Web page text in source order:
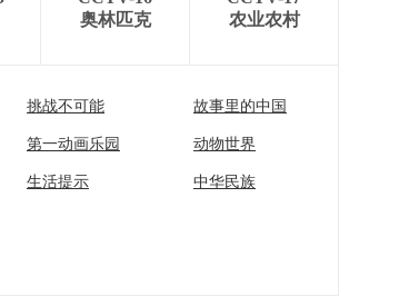
奥林匹克
农业农村
挑战不可能 故事里的中国
第一动画乐园 动物世界
生活提示 中华民族